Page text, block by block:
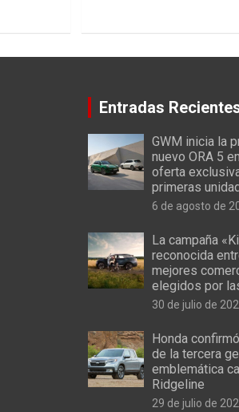
Entradas
GWM inicia la
nuevo ORA 5
oferta
primeras
6 de agosto de
La campaña
reconocida
mejores
elegidos por
30 de julio de
Honda
de la tercera
emblemática
Ridgeline
29 de julio de